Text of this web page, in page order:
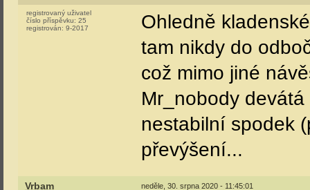
registrovaný uživatel
číslo příspěvku: 25
registrován: 9-2017
Ohledně
tam nikdy do
což mimo jiné
Mr_nobody
nestabilní spodek
převýšení...
Vrbam neděle, 30. srpna 2020 - 11:45:01